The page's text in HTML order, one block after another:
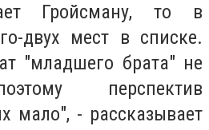
Гройсману, то в
двух мест в списке.
"младшего брата" не
перспектив
мало", - рассказывает